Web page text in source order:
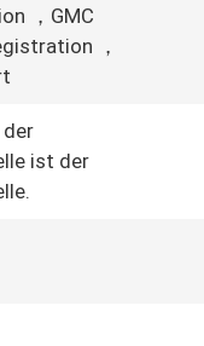
，GMC
，
der
ist der